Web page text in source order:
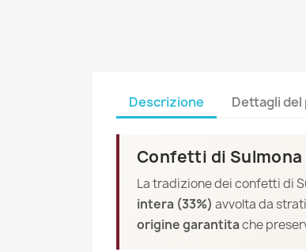
Descrizione Dettagli
Confetti di
La tradizione dei confetti di
intera (33%) avvolta da
origine garantitache